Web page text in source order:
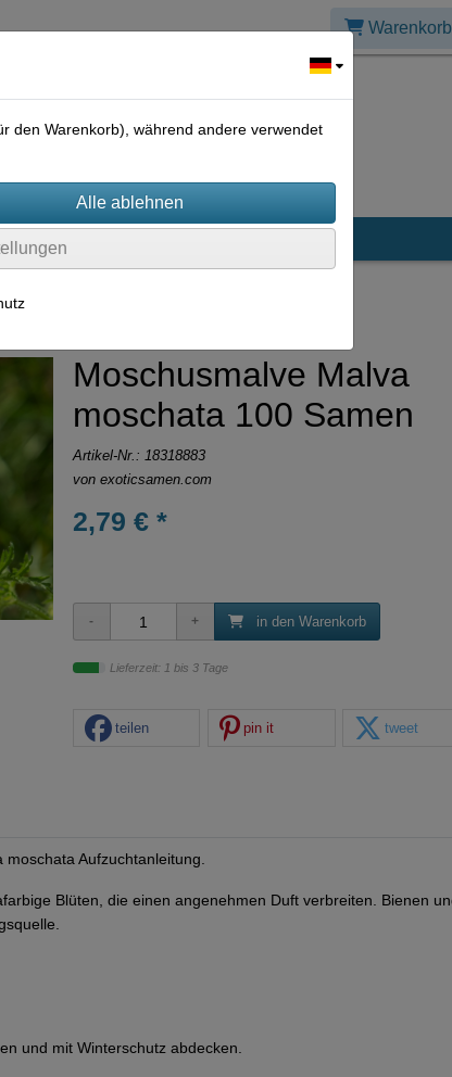
Moschusmalve Malva
moschata 100 Samen
Artikel-Nr.: 18318883
von exoticsamen.com
2,79 € *
in den Warenkorb
Lieferzeit: 1 bis 3 Tage
teilen pin it tweet
Aufzuchtanleitung.
Blüten, die einen angenehmen Duft verbreiten. Bienen
und mit Winterschutz abdecken.
den Warenkorb), während andere verwendet